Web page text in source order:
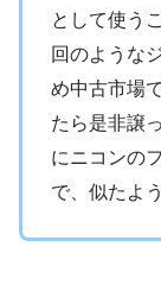
として使う
回のような
め中古市場
たら是非譲
にニコンの
で、似たよ